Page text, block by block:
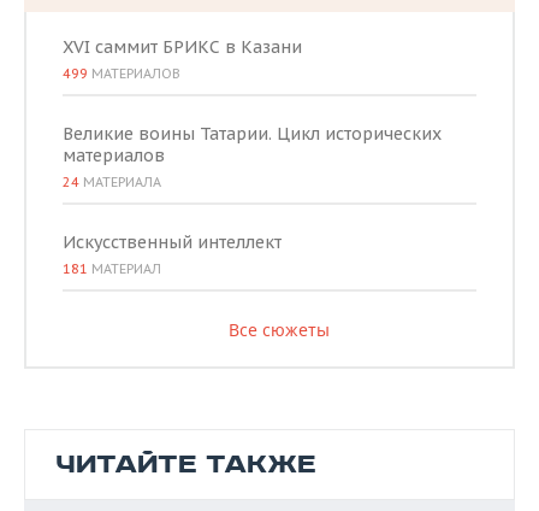
XVI саммит БРИКС в Казани
499 МАТЕРИАЛОВ
Великие воины Татарии. Цикл исторических
материалов
24 МАТЕРИАЛА
Искусственный интеллект
181 МАТЕРИАЛ
Все сюжеты
ЧИТАЙТЕ ТАКЖЕ